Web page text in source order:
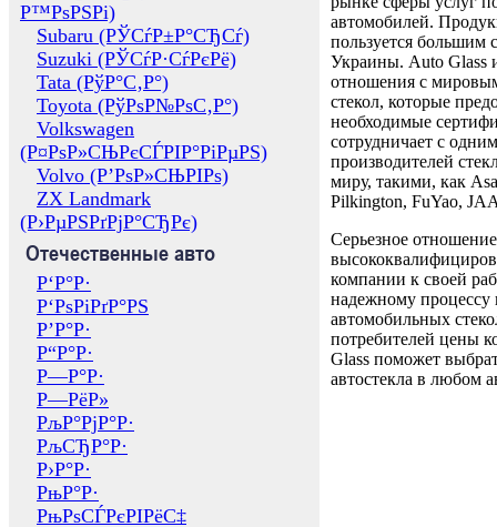
Р™РѕРЅРі)
Subaru (РЎСѓР±Р°СЂСѓ)
Suzuki (РЎСѓР·СѓРєРё)
Tata (РўР°С‚Р°)
Toyota (РўРѕР№РѕС‚Р°)
Volkswagen
(Р¤РѕР»СЊРєСЃРІР°РіРµРЅ)
Volvo (Р’РѕР»СЊРІРѕ)
ZX Landmark
(Р›РµРЅРґРјР°СЂРє)
Отечественные авто
Р‘Р°Р·
Р‘РѕРіРґР°РЅ
Р’Р°Р·
Р“Р°Р·
Р—Р°Р·
Р—РёР»
РљР°РјР°Р·
РљСЂР°Р·
Р›Р°Р·
РњР°Р·
РњРѕСЃРєРІРёС‡
автомобилей.
пользуется большим
Украины. Auto Glass
отношения с
стекол, которые
необходимые
сотрудничает с
производителей
миру, такими, как
Pilkington, FuYao,
Серьезное отношение
компании к своей
надежному процессу
автомобильных
потребителей цены
Glass поможет
автостекла в любом